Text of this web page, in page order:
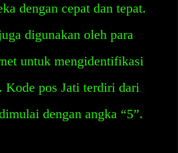
dengan cepat dan tepat.
digunakan oleh para
untuk mengidentifikasi
Kode pos Jati terdiri dari
dengan angka “5”.